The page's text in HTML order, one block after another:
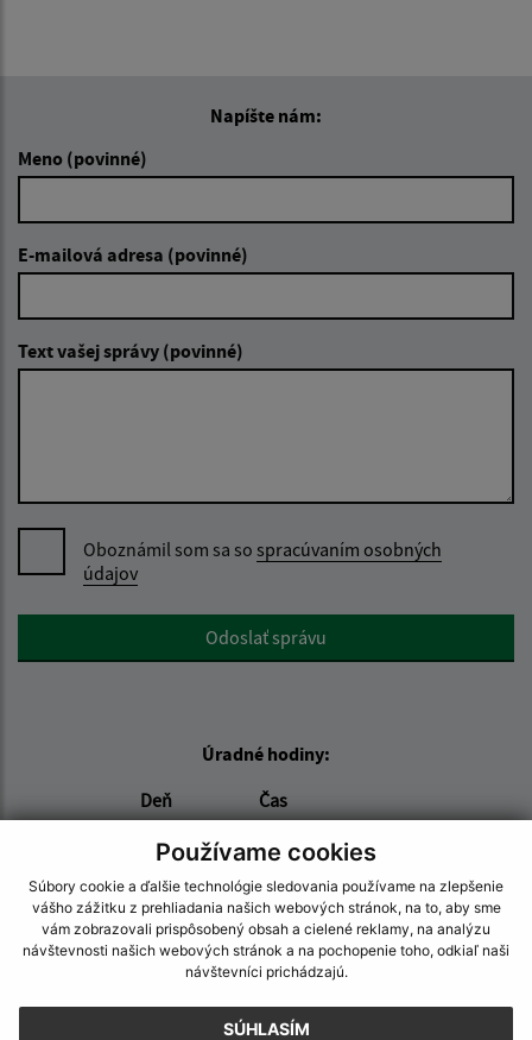
Používame cookies
Súbory cookie a ďalšie technológie sledovania používame na zlepšenie
vášho zážitku z prehliadania našich webových stránok, na to, aby sme
vám zobrazovali prispôsobený obsah a cielené reklamy, na analýzu
návštevnosti našich webových stránok a na pochopenie toho, odkiaľ naši
návštevníci prichádzajú.
SÚHLASÍM
Napíšte nám:
Meno (povinné)
E-mailová adresa (povinné)
Text vašej správy (povinné)
Oboznámil som sa so spracúvaním osobných
údajov
Google reCaptcha ResponseOdoslať správu
Úradné hodiny:
Deň
Čas
Utorok:
08:00 - 12:00
Streda:
08:00 - 17:00
Štvrtok:
nestránkový deň
Piatok:
08:00 - 12:00